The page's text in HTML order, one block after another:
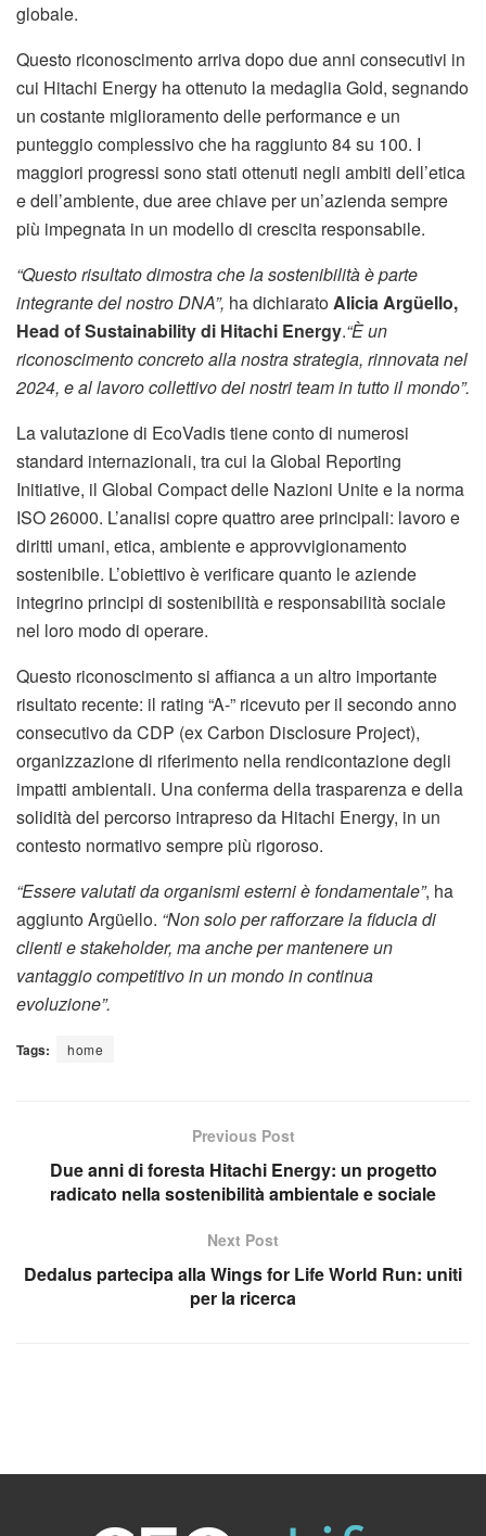
globale.
Questo riconoscimento arriva dopo due anni consecutivi in
cui Hitachi Energy ha ottenuto la medaglia Gold, segnando
un costante miglioramento delle performance e un
punteggio complessivo che ha raggiunto 84 su 100. I
maggiori progressi sono stati ottenuti negli ambiti dell’etica
e dell’ambiente, due aree chiave per un’azienda sempre
più impegnata in un modello di crescita responsabile.
“Questo risultato dimostra che la sostenibilità è parte
integrante del nostro DNA”, ha dichiaratoAlicia Argüello,
Head of Sustainability di Hitachi Energy.“È un
riconoscimento concreto alla nostra strategia, rinnovata nel
2024, e al lavoro collettivo dei nostri team in tutto il mondo”.
La valutazione di EcoVadis tiene conto di numerosi
standard internazionali, tra cui la Global Reporting
Initiative, il Global Compact delle Nazioni Unite e la norma
ISO 26000. L’analisi copre quattro aree principali: lavoro e
diritti umani, etica, ambiente e approvvigionamento
sostenibile. L’obiettivo è verificare quanto le aziende
integrino principi di sostenibilità e responsabilità sociale
nel loro modo di operare.
Questo riconoscimento si affianca a un altro importante
risultato recente: il rating “A-” ricevuto per il secondo anno
consecutivo da CDP (ex Carbon Disclosure Project),
organizzazione di riferimento nella rendicontazione degli
impatti ambientali. Una conferma della trasparenza e della
solidità del percorso intrapreso da Hitachi Energy, in un
contesto normativo sempre più rigoroso.
“Essere valutati da organismi esterni è fondamentale”, ha
aggiunto Argüello. “Non solo per rafforzare la fiducia di
clienti e stakeholder, ma anche per mantenere un
vantaggio competitivo in un mondo in continua
evoluzione”.
Tags: home
Previous Post
Due anni di foresta Hitachi Energy: un progetto
radicato nella sostenibilità ambientale e sociale
Next Post
Dedalus partecipa alla Wings for Life World Run: uniti
per la ricerca